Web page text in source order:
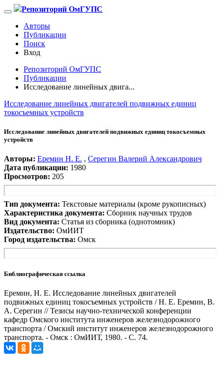
Репозиторий ОмГУПС
Авторы
Публикации
Поиск
Вход
Репозиторий ОмГУПС
Публикации
Исследование линейных двига...
Исследование линейных двигателей подвижных единиц
токосъемных устройств
Исследование линейных двигателей подвижных единиц токосъемных
устройств
Авторы: Еремин Н. Е. , Серегин Валерий Александрович
Дата публикации: 1980
Просмотров: 205
Тип документа: Текстовые материалы (кроме рукописных)
Характеристика документа: Сборник научных трудов
Вид документа: Статья из сборника (однотомник)
Издательство: ОмИИТ
Город издательства: Омск
Библиографическая ссылка
Еремин, Н. Е. Исследование линейных двигателей
подвижных единиц токосъемных устройств / Н. Е. Еремин, В.
А. Серегин // Тезисы научно-технической конференции
кафедр Омского института инженеров железнодорожного
транспорта / Омский институт инженеров железнодорожного
транспорта. - Омск : ОмИИТ, 1980. - С. 74.